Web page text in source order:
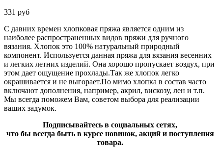
331 руб
С давних времен хлопковая пряжа является одним из
наиболее распространенных видов пряжи для ручного
вязания. Хлопок это 100% натуральный природный
компонент. Используется данная пряжа для вязания весенних
и легких летних изделий. Она хорошо пропускает воздух, при
этом дает ощущение прохлады.Так же хлопок легко
окрашивается и не выгорает.По мимо хлопка в состав часто
включают дополнения, например, акрил, вискозу, лен и т.п.
Мы всегда поможем Вам, советом выбора для реализации
ваших задумок.
Подписывайтесь в социальных сетях,
что бы всегда быть в курсе новинок, акций и поступления
товара.